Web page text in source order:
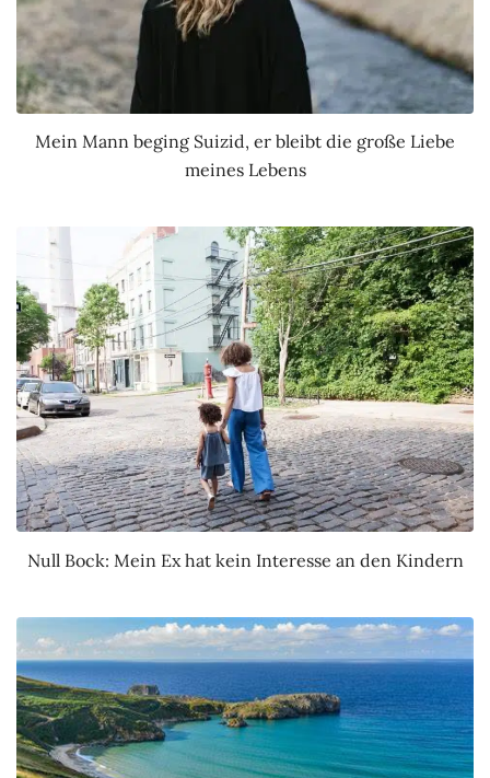
Mein Mann beging Suizid, er bleibt die große Liebe
meines Lebens
Null Bock: Mein Ex hat kein Interesse an den Kindern